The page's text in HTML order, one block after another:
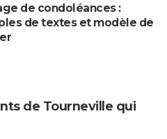
de condoléances :
de textes et modèle de
de Tourneville qui